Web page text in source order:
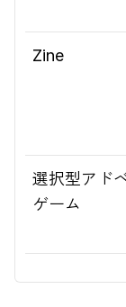
Zine
選択型アド
ゲーム